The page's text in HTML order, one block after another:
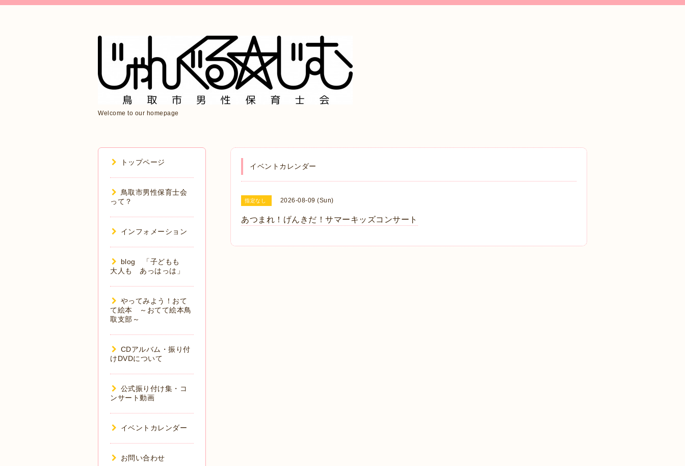
Welcome to our homepage
イベントカレンダー
指定なし 2026-08-09 (Sun)
あつまれ！げんきだ！サマーキッズコンサート
トップページ
鳥取市男性保育士会
って？
インフォメーション
blog 「子どもも
大人も あっはっは」
やってみよう！おて
て絵本 ～おてて絵本鳥
取支部～
CDアルバム・振り付
けDVDについて
公式振り付け集・コ
ンサート動画
イベントカレンダー
お問い合わせ